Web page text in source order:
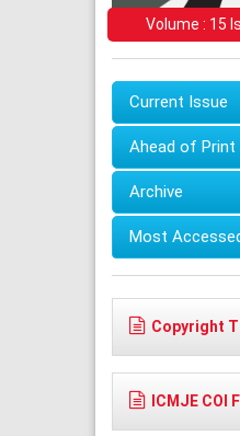
Volume : 15
Current Issue
Ahead of Print
Archive
Most
Copyright
ICMJE COI